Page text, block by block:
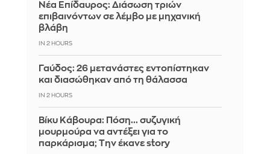
Νέα Επίδαυρος: Διάσωση τριών
επιβαινόντων σε λέμβο με μηχανική
βλάβη
IN 2 HOURS
Γαύδος: 26 μετανάστες εντοπίστηκαν
και διασώθηκαν από τη θάλασσα
IN 2 HOURS
Βίκυ Κάβουρα: Πόση... συζυγική
μουρμούρα να αντέξει για το
παρκάρισμα; Την έκανε story